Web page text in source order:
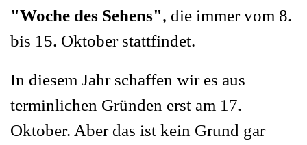
"Woche des Sehens", die immer vom 8.
bis 15. Oktober stattfindet.
In diesem Jahr schaffen wir es aus
terminlichen Gründen erst am 17.
Oktober. Aber das ist kein Grund gar